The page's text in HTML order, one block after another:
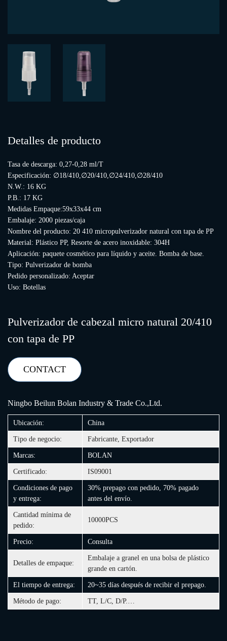
Detalles de producto
Tasa de descarga: 0,27-0,28 ml/T
Especificación: ∅18/410,∅20/410,∅24/410,∅28/410
N.W.: 16 KG
P.B.: 17 KG
Medidas Empaque:59x33x44 cm
Embalaje: 2000 piezas/caja
Nombre del producto: 20 410 micropulverizador natural con tapa de PP
Material: Plástico PP, Resorte de acero inoxidable: 304H
Aplicación: paquete cosmético para líquido y aceite. Bomba de base.
Tipo: Pulverizador de bomba
Pedido personalizado: Aceptar
Uso: Botellas
Pulverizador de cabezal micro natural 20/410
con tapa de PP
CONTACT
Ningbo Beilun Bolan Industry & Trade Co.,Ltd.
Ubicación: China
Tipo de negocio: Fabricante, Exportador
Marcas: BOLAN
Certificado: IS09001
Condiciones de pago
y entrega:
30% prepago con pedido, 70% pagado
antes del envío.
Cantidad mínima de
pedido:
10000PCS
Precio: Consulta
Detalles de empaque:
Embalaje a granel en una bolsa de plástico
grande en cartón.
El tiempo de entrega: 20~35 días después de recibir el prepago.
Método de pago: TT, L/C, D/P.…